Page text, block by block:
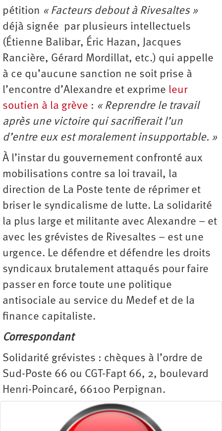
pétition « Facteurs debout à Rivesaltes »
déjà signée par plusieurs intellectuels
(Étienne Balibar, Éric Hazan, Jacques
Rancière, Gérard Mordillat, etc.) qui appelle
à ce qu’aucune sanction ne soit prise à
l’encontre d’Alexandre et exprime leur
soutien à la grève : « Reprendre le travail
après une victoire qui sacrifierait l’un
d’entre eux est moralement insupportable. »
À l’instar du gouvernement confronté aux
mobilisations contre sa loi travail, la
direction de La Poste tente de réprimer et
briser le syndicalisme de lutte. La solidarité
la plus large et militante avec Alexandre – et
avec les grévistes de Rivesaltes – est une
urgence. Le défendre et défendre les droits
syndicaux brutalement attaqués pour faire
passer en force toute une politique
antisociale au service du Medef et de la
finance capitaliste.
Correspondant
Solidarité grévistes : chèques à l’ordre de
Sud-Poste 66 ou CGT-Fapt 66, 2, boulevard
Henri-Poincaré, 66100 Perpignan.